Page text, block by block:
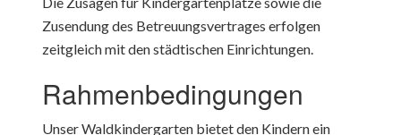
Zusendung des Betreuungsvertrages erfolgen
zeitgleich mit den städtischen Einrichtungen.
Rahmenbedingungen
Unser Waldkindergarten bietet den Kindern ein